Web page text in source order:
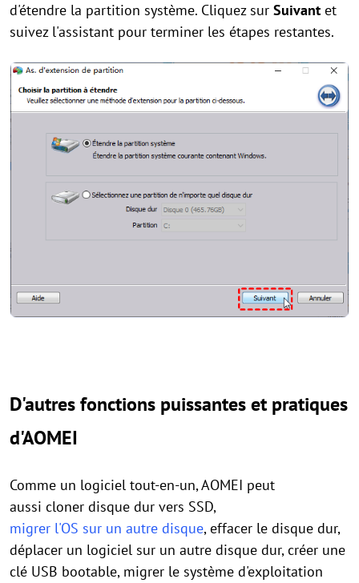
d'étendre la partition système. Cliquez sur Suivant et
suivez l'assistant pour terminer les étapes restantes.
D'autres fonctions puissantes et pratiques
d'AOMEI
Comme un logiciel tout-en-un, AOMEI peut
aussi cloner disque dur vers SSD,
migrer l'OS sur un autre disque, effacer le disque dur,
déplacer un logiciel sur un autre disque dur, créer une
clé USB bootable, migrer le système d'exploitation